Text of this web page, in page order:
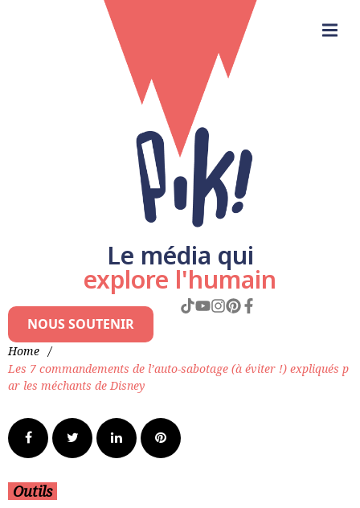
Le média qui
explore l'humain
NOUS SOUTENIR
Home /
Les 7 commandements de l’auto-sabotage (à éviter !) expliqués p
ar les méchants de Disney
Outils